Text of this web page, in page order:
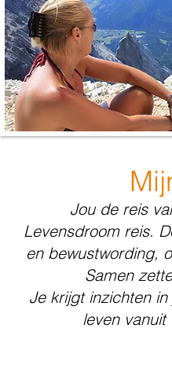
Jou de reis
Levensdroom reis.
en bewustwording,
Samen
Je krijgt inzichten in
leven vanuit